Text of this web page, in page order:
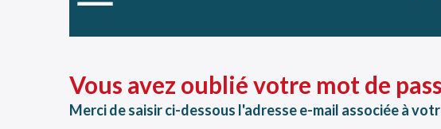
Vous avez oublié votre mot de
Merci de saisir ci-dessous l'adresse e-mail associée à